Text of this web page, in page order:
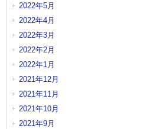
2022年5月
2022年4月
2022年3月
2022年2月
2022年1月
2021年12月
2021年11月
2021年10月
2021年9月